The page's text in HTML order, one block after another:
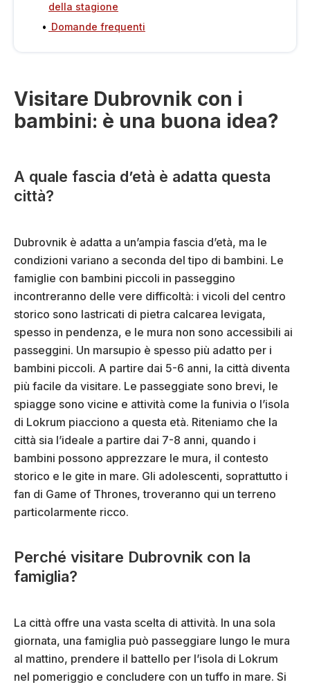
della stagione
Domande frequenti
Visitare Dubrovnik con i
bambini: è una buona idea?
A quale fascia d’età è adatta questa
città?
Dubrovnik è adatta a un’ampia fascia d’età, ma le
condizioni variano a seconda del tipo di bambini. Le
famiglie con bambini piccoli in passeggino
incontreranno delle vere difficoltà: i vicoli del centro
storico sono lastricati di pietra calcarea levigata,
spesso in pendenza, e le mura non sono accessibili ai
passeggini. Un marsupio è spesso più adatto per i
bambini piccoli. A partire dai 5-6 anni, la città diventa
più facile da visitare. Le passeggiate sono brevi, le
spiagge sono vicine e attività come la funivia o l’isola
di Lokrum piacciono a questa età. Riteniamo che la
città sia l’ideale a partire dai 7-8 anni, quando i
bambini possono apprezzare le mura, il contesto
storico e le gite in mare. Gli adolescenti, soprattutto i
fan di Game of Thrones, troveranno qui un terreno
particolarmente ricco.
Perché visitare Dubrovnik con la
famiglia?
La città offre una vasta scelta di attività. In una sola
giornata, una famiglia può passeggiare lungo le mura
al mattino, prendere il battello per l’isola di Lokrum
nel pomeriggio e concludere con un tuffo in mare. Si